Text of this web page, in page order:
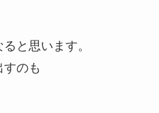
と思います。
のも